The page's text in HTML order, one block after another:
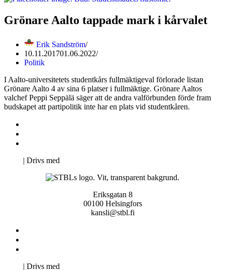
Grönare Aalto tappade mark i kårvalet
Erik Sandström
10.11.201701.06.2022
Politik
I​ ​Aalto-universitetets​ ​studentkårs​ ​fullmäktigeval​ ​förlorade​ ​listan​ ​
Grönare​ ​Aalto​ ​4​ ​av​ ​sina​ ​6 platser​ ​i​ ​fullmäktige.​ ​Grönare​ ​Aaltos​ ​
valchef​ ​Peppi​ ​Seppälä​ ​säger​ ​att​ ​de​ ​andra valförbunden​ ​förde​ ​fram​ ​
budskapet​ ​att​ ​partipolitik​ ​inte​ ​har​ ​en​ ​plats​ ​vid​ ​studentkåren.
| Drivs med
Eriksgatan 8
00100 Helsingfors
kansli@stbl.fi
| Drivs med